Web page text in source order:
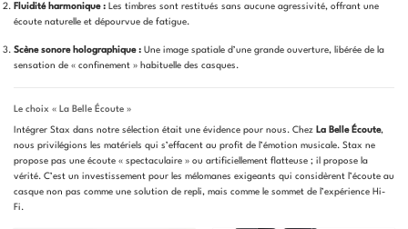
Fluidité harmonique : Les timbres sont restitués sans aucune agressivité, offrant une
écoute naturelle et dépourvue de fatigue.
Scène sonore holographique : Une image spatiale d’une grande ouverture, libérée de la
sensation de « confinement » habituelle des casques.
Le choix « La Belle Écoute »
Intégrer Stax dans notre sélection était une évidence pour nous. Chez La Belle Écoute,
nous privilégions les matériels qui s’effacent au profit de l’émotion musicale. Stax ne
propose pas une écoute « spectaculaire » ou artificiellement flatteuse ; il propose la
vérité. C’est un investissement pour les mélomanes exigeants qui considèrent l’écoute au
casque non pas comme une solution de repli, mais comme le sommet de l’expérience Hi-
Fi.